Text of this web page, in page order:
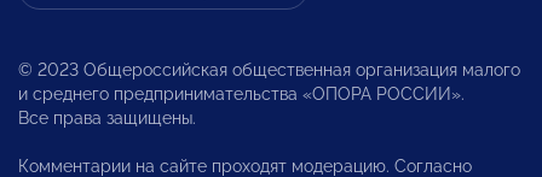
© 2023 Общероссийская общественная организация малого
и среднего предпринимательства «ОПОРА РОССИИ».
Все права защищены.
Комментарии на сайте проходят модерацию. Согласно